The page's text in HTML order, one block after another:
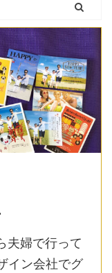
夫婦で行って
イン会社でグ